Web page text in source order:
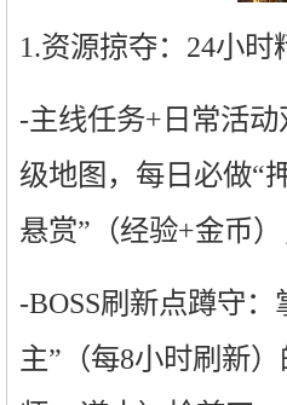
1.资源掠夺：24小时
-主线任务+日常活
级地图，每日必做“
悬赏”（经验+金币
-BOSS刷新点蹲守
主”（每8小时刷新